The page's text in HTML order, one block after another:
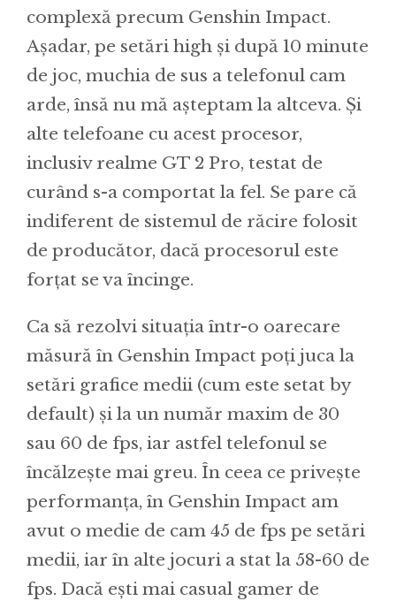
complexă precum Genshin Impact.
Așadar, pe setări high și după 10 minute
de joc, muchia de sus a telefonul cam
arde, însă nu mă așteptam la altceva. Și
alte telefoane cu acest procesor,
inclusiv realme GT 2 Pro, testat de
curând s-a comportat la fel. Se pare că
indiferent de sistemul de răcire folosit
de producător, dacă procesorul este
forțat se va încinge.
Ca să rezolvi situația într-o oarecare
măsură în Genshin Impact poți juca la
setări grafice medii (cum este setat by
default) și la un număr maxim de 30
sau 60 de fps, iar astfel telefonul se
încălzește mai greu. În ceea ce privește
performanța, în Genshin Impact am
avut o medie de cam 45 de fps pe setări
medii, iar în alte jocuri a stat la 58-60 de
fps. Dacă ești mai casual gamer de